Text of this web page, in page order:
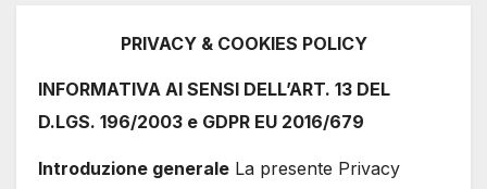
PRIVACY & COOKIES POLICY
INFORMATIVA AI SENSI DELL’ART. 13 DEL
D.LGS. 196/2003 e GDPR EU 2016/679
Introduzione generale La presente Privacy